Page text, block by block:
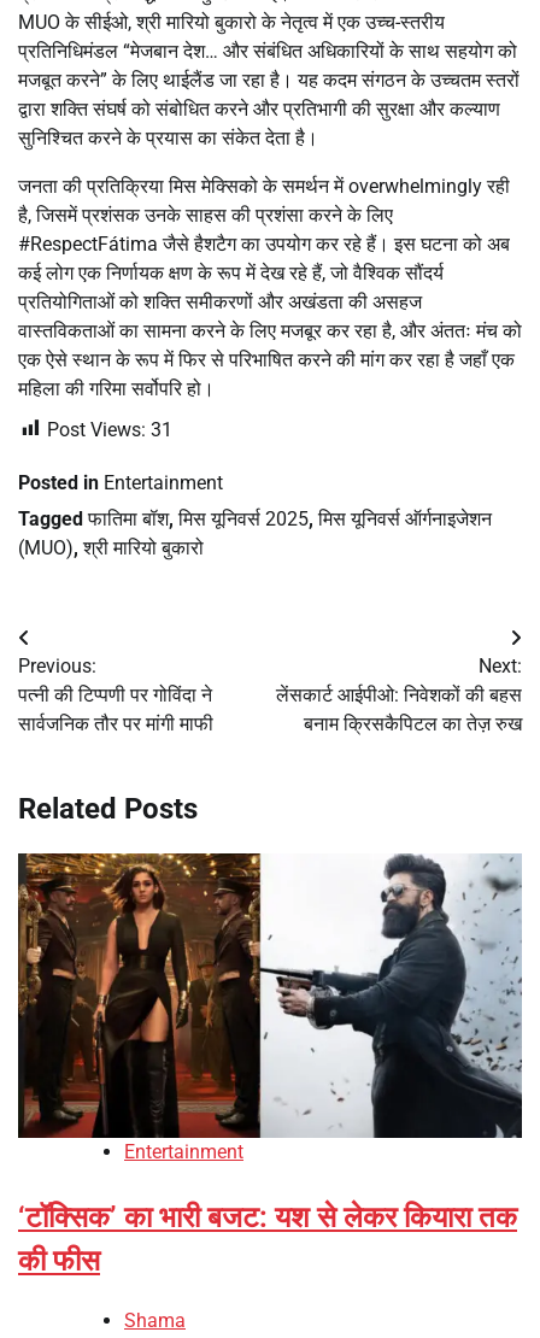
MUO के सीईओ, श्री मारियो बुकारो के नेतृत्व में एक उच्च-स्तरीय
प्रतिनिधिमंडल “मेजबान देश… और संबंधित अधिकारियों के साथ सहयोग को
मजबूत करने” के लिए थाईलैंड जा रहा है। यह कदम संगठन के उच्चतम स्तरों
द्वारा शक्ति संघर्ष को संबोधित करने और प्रतिभागी की सुरक्षा और कल्याण
सुनिश्चित करने के प्रयास का संकेत देता है।
जनता की प्रतिक्रिया मिस मेक्सिको के समर्थन में overwhelmingly रही
है, जिसमें प्रशंसक उनके साहस की प्रशंसा करने के लिए
#RespectFátima जैसे हैशटैग का उपयोग कर रहे हैं। इस घटना को अब
कई लोग एक निर्णायक क्षण के रूप में देख रहे हैं, जो वैश्विक सौंदर्य
प्रतियोगिताओं को शक्ति समीकरणों और अखंडता की असहज
वास्तविकताओं का सामना करने के लिए मजबूर कर रहा है, और अंततः मंच को
एक ऐसे स्थान के रूप में फिर से परिभाषित करने की मांग कर रहा है जहाँ एक
महिला की गरिमा सर्वोपरि हो।
Post Views: 31
Posted in Entertainment
Taggedफातिमा बॉश,मिस यूनिवर्स 2025,मिस यूनिवर्स ऑर्गनाइजेशन
(MUO),श्री मारियो बुकारो
Post
navigation
Previous:
पत्नी की टिप्पणी पर गोविंदा ने
सार्वजनिक तौर पर मांगी माफी
Next:
लेंसकार्ट आईपीओ: निवेशकों की बहस
बनाम क्रिसकैपिटल का तेज़ रुख
Related Posts
Entertainment
‘टॉक्सिक’ का भारी बजट: यश से लेकर कियारा तक
की फीस
Shama